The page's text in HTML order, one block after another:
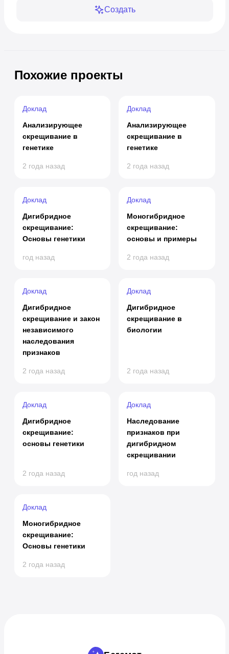
Создать
Похожие проекты
Доклад
Анализирующее
скрещивание в
генетике
2 года назад
Доклад
Анализирующее
скрещивание в
генетике
2 года назад
Доклад
Дигибридное
скрещивание:
Основы генетики
год назад
Доклад
Моногибридное
скрещивание:
основы и примеры
2 года назад
Доклад
Дигибридное
скрещивание и закон
независимого
наследования
признаков
2 года назад
Доклад
Дигибридное
скрещивание в
биологии
2 года назад
Доклад
Дигибридное
скрещивание:
основы генетики
2 года назад
Доклад
Наследование
признаков при
дигибридном
скрещивании
год назад
Доклад
Моногибридное
скрещивание:
Основы генетики
2 года назад